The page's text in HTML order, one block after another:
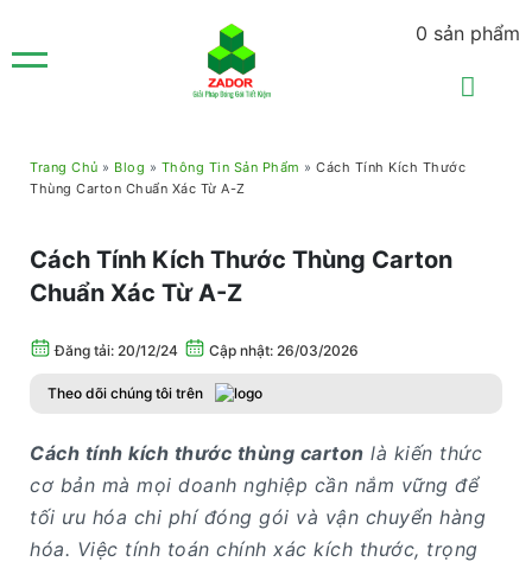
0 sản phẩm
Trang Chủ » Blog » Thông Tin Sản Phẩm » Cách Tính Kích Thước
Thùng Carton Chuẩn Xác Từ A-Z
Cách Tính Kích Thước Thùng Carton
Chuẩn Xác Từ A-Z
Đăng tải: 20/12/24 Cập nhật: 26/03/2026
Theo dõi chúng tôi trên
Cách tính kích thước thùng carton là kiến thức
cơ bản mà mọi doanh nghiệp cần nắm vững để
tối ưu hóa chi phí đóng gói và vận chuyển hàng
hóa. Việc tính toán chính xác kích thước, trọng